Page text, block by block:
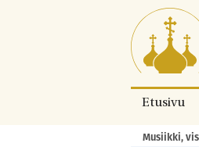
Siirry
suoraan
sisältöön.
Etusivu
Murupolku:
Musiikki,